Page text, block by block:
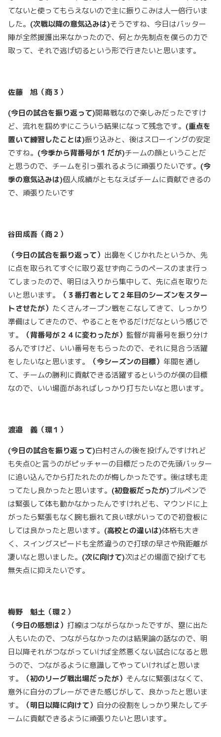
てないと使ってもらえないので主に振りこみは人一倍行いま
した。 (次戦以降の意気込みは)そうですね、今日はバッター
陣が全然援護出来なかったので、何とか先制点を僕らの力で
取って、それで逃げ切るという形で行きたいと思います。
佐藤 旭（商３）
(今日の試合を振り返って)開幕戦なので楽しみだったですけ
ど、流れを掴めずにこういう結果になって残念です。 (重点を
置いて練習したことは)振り込みと、後はスローイングの安定
ですね。 (今季から背番号が１だが)チームの顔ということだ
と思うので、チームを引っ張れるように頑張りたいです。 (今
季の意気込みは)個人成績がともなえばチームに貢献できるの
で、頑張りたいです
谷田成吾（商２）
（今日の試合を振り返って） 出鼻をくじかれたというか、先
に点を取られてすぐに取り返せず向こうのペースのまま行っ
てしまったので、明日は入りから集中して、先に点を取りた
いと思います。
（３番打者として２年目のシーズンをスター
トさせたが） たくさんオープン戦をこなしてきて、しっかり
準備はしてきたので、やることをやるだけだなという感じで
す。
（背番号が２４に変わったが） 監督が背番号を振り分け
るんですけど、いい番号をもらったので、それに見合う活躍
をしたいなと思います。
（今シーズンの目標） 年間を通し
て、チームの勝利に貢献できる活躍するというのが僕の目標
なので、いい場面があればしっかり打ちたいなと思います。
渡邉 義（環１）
(今日の試合を振り返って)白村さんの後を投げんですけれど
も失点0と言うのがピッチャーの目標だったので先頭バッター
に追い込んでから打たれたのが悔しかったです。後は球も走
ってたし良かったと思います。 (初登板だったが)ブルペンで
は緊張して体も動かなかったんですけれども、マウンドに上
がったら緊張もなく腕も振れて良い球がいってので初登板に
しては良かったと思います。 (高校との違いは)体格も大き
く、スイングスピードも全然違うので打球の早さや飛距離が
凄いなと思いました。 (次に向けて)次はどの場面で投げても
無失点に抑えたいです。
梅野 魁土（環２）
（今日の感想は） 打線はつながらなかったですが、塁に出た
人もいたので、つながらなかったのは結果論の話なので、明
日以降それがつながっていけば全然悪くない試合になると思
うので、つながるように意識してやっていければと思いま
す。
（初のリーグ戦出場だったが） そんなに緊張はなくて、
意外に自分のプレーができた感じがして、良かったと思いま
す。
（明日以降に向けて） 自分の役割をしっかり果たしてチ
ームに貢献できるように頑張りたいと思います。